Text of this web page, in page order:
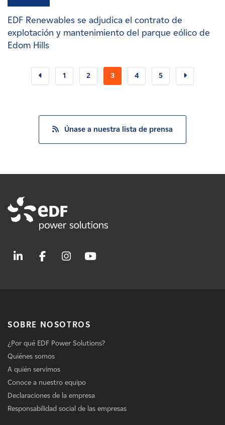
EDF Renewables se adjudica el contrato de
explotación y mantenimiento del parque eólico de
Edom Hills
1 2 3 4 5
Únase a nuestra lista de prensa
SOBRE NOSOTROS
¿Por qué EDF Power Solutions?
Quiénes somos
A quién servimos
Conoce a nuestro equipo
Declaraciones de la empresa
Responsabilidad social de las empresas